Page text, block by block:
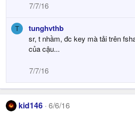
7/7/16
T tunghvthb
sr, t nhầm, đc key mà tải trên
của cậu...
7/7/16
kid146 6/6/16